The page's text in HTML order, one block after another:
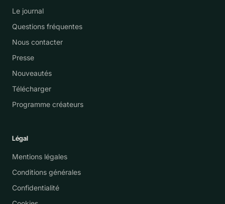
Le journal
Questions fréquentes
Nous contacter
Presse
Nouveautés
Télécharger
Programme créateurs
Légal
Mentions légales
Conditions générales
Confidentialité